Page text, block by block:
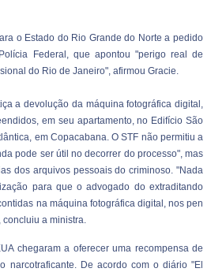
o Estado do Rio Grande do Norte a pedido
Federal, que apontou "perigo real de
do Rio de Janeiro", afirmou Gracie.
a devolução da máquina fotográfica digital,
em seu apartamento, no Edifício São
em Copacabana. O STF não permitiu a
pode ser útil no decorrer do processo", mas
dos arquivos pessoais do criminoso. "Nada
para que o advogado do extraditando
na máquina fotográfica digital, nos pen
a ministra.
chegaram a oferecer uma recompensa de
narcotraficante. De acordo com o diário "El